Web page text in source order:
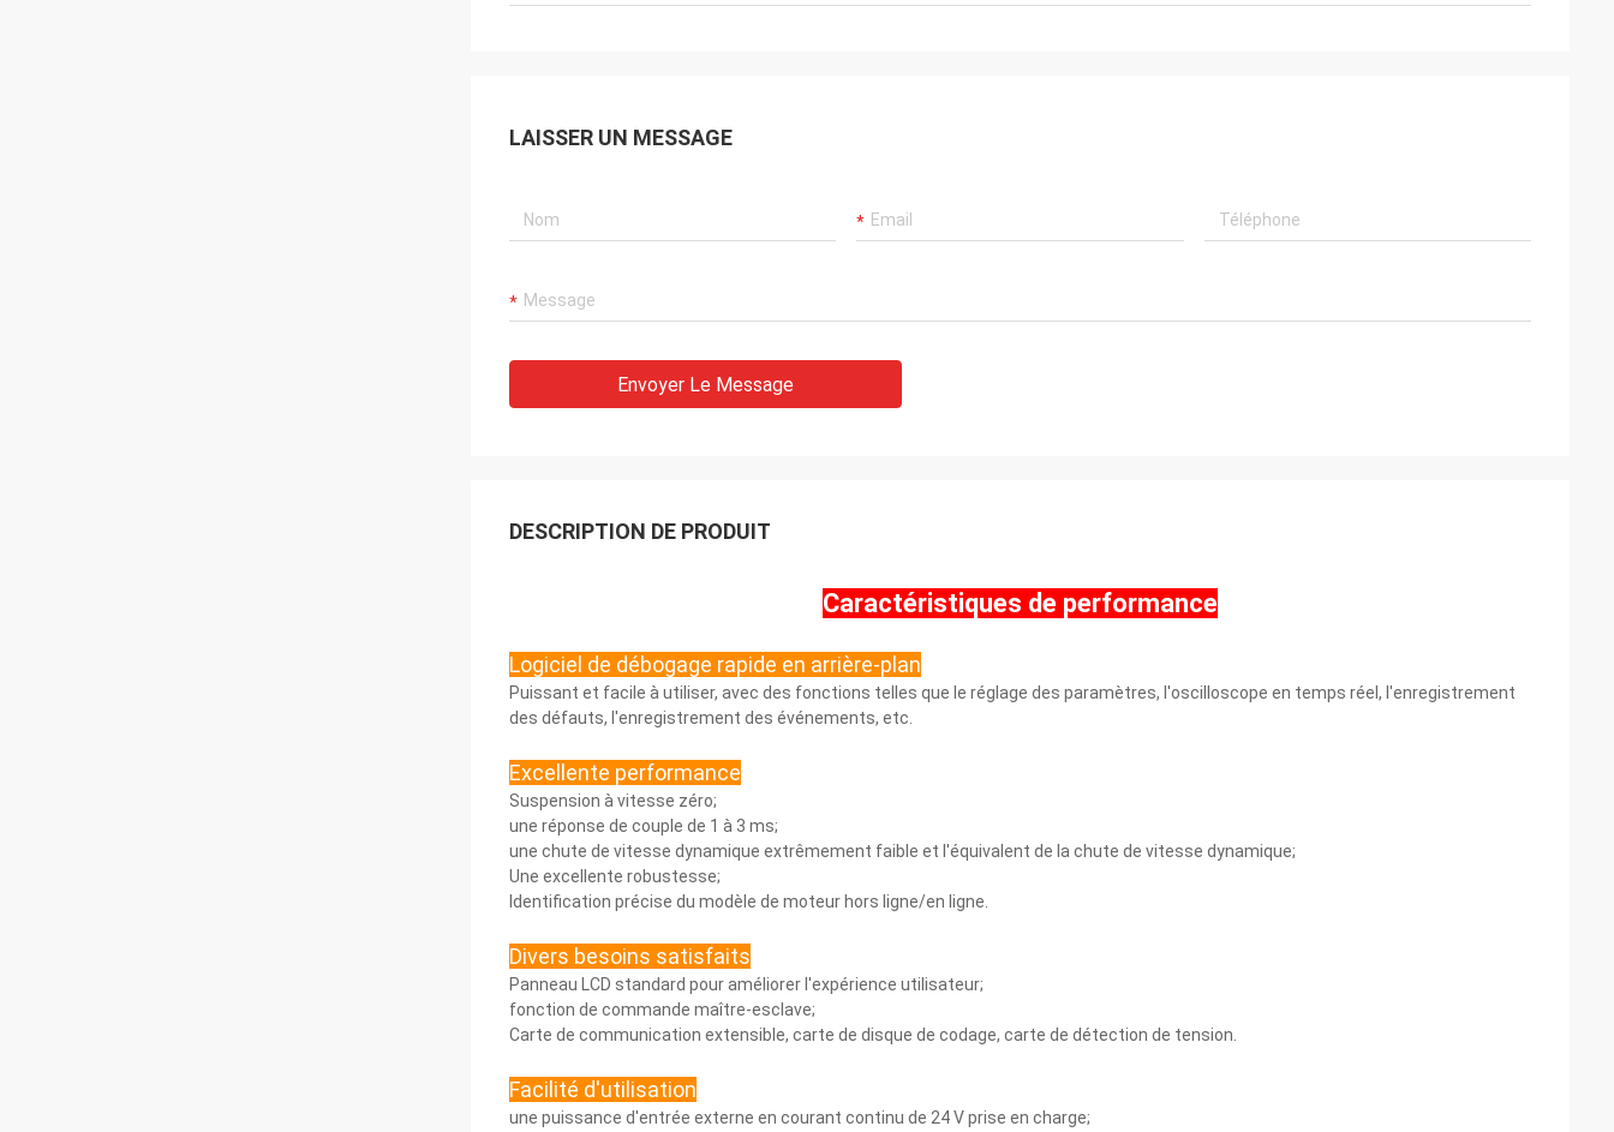
LAISSER UN MESSAGE
Envoyer Le Message
DESCRIPTION DE PRODUIT
Caractéristiques de performance
Logiciel de débogage rapide en arrière-plan
Puissant et facile à utiliser, avec des fonctions telles que le réglage des paramètres, l'oscilloscope en temps réel, l'enregistrement
des défauts, l'enregistrement des événements, etc.
Excellente performance
Suspension à vitesse zéro;
une réponse de couple de 1 à 3 ms;
une chute de vitesse dynamique extrêmement faible et l'équivalent de la chute de vitesse dynamique;
Une excellente robustesse;
Identification précise du modèle de moteur hors ligne/en ligne.
Divers besoins satisfaits
Panneau LCD standard pour améliorer l'expérience utilisateur;
fonction de commande maître-esclave;
Carte de communication extensible, carte de disque de codage, carte de détection de tension.
Facilité d'utilisation
une puissance d'entrée externe en courant continu de 24 V prise en charge;